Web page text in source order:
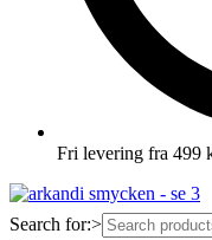
Fri levering fra 499
Search for:>